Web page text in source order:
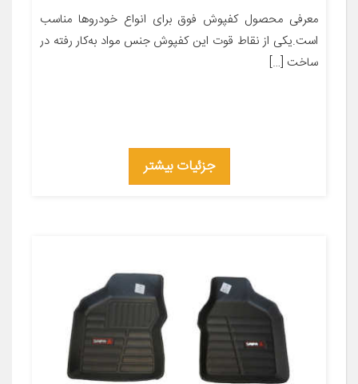
معرفی محصول کفپوش فوق برای انواع خودروها مناسب
است.یکی از نقاط قوت این کفپوش جنس مواد به‌کار رفته در
ساخت […]
جزئیات بیشتر